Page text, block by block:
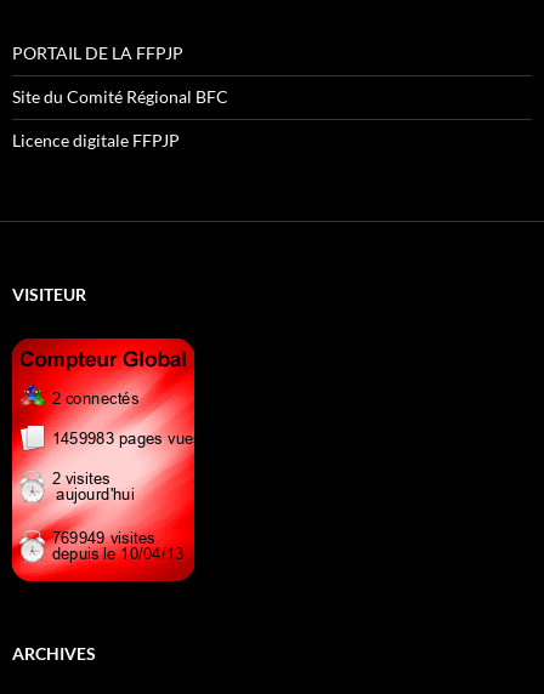
PORTAIL DE LA FFPJP
Site du Comité Régional BFC
Licence digitale FFPJP
VISITEUR
ARCHIVES